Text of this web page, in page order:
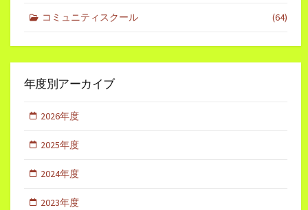
コミュニティスクール (64)
年度別アーカイブ
2026年度
2025年度
2024年度
2023年度